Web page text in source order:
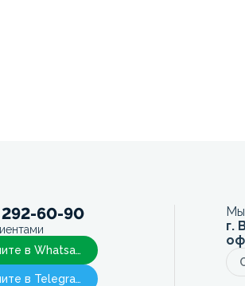
292-60-90
Напишите в Whatsapp
Напишите в Telegram
Мы
г.